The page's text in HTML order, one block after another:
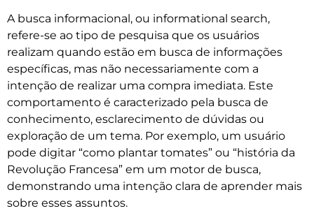
A busca informacional, ou informational search,
refere-se ao tipo de pesquisa que os usuários
realizam quando estão em busca de informações
específicas, mas não necessariamente com a
intenção de realizar uma compra imediata. Este
comportamento é caracterizado pela busca de
conhecimento, esclarecimento de dúvidas ou
exploração de um tema. Por exemplo, um usuário
pode digitar “como plantar tomates” ou “história da
Revolução Francesa” em um motor de busca,
demonstrando uma intenção clara de aprender mais
sobre esses assuntos.